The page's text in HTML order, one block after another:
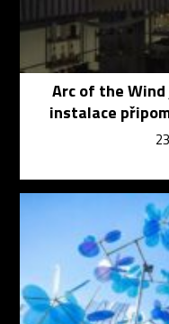
Arc of the
instalace